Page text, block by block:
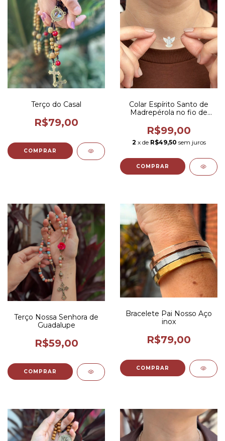
Terço do Casal
R$79,00
Colar Espírito Santo de
Madrepérola no fio de
R$99,00
2 x de R$49,50 sem juros
COMPRAR
Terço Nossa Senhora de
Guadalupe
R$59,00
Bracelete Pai Nosso Aço
inox
R$79,00
COMPRAR